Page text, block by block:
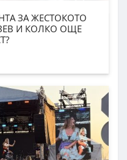
ЗА ЖЕСТОКОТО
И КОЛКО ОЩЕ